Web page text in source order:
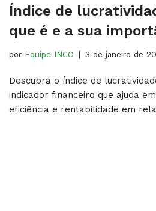
Índice de
que é e a sua
por Equipe INCO 3 de janeiro de
Descubra o índice de
indicador financeiro que ajuda
eficiência e rentabilidade em